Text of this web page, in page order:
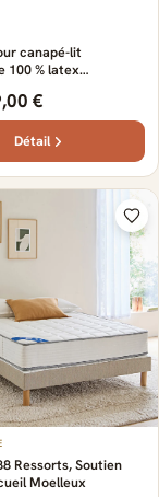
canapé-lit
100 % latex
€
Détail
Ressorts, Soutien
Moelleux